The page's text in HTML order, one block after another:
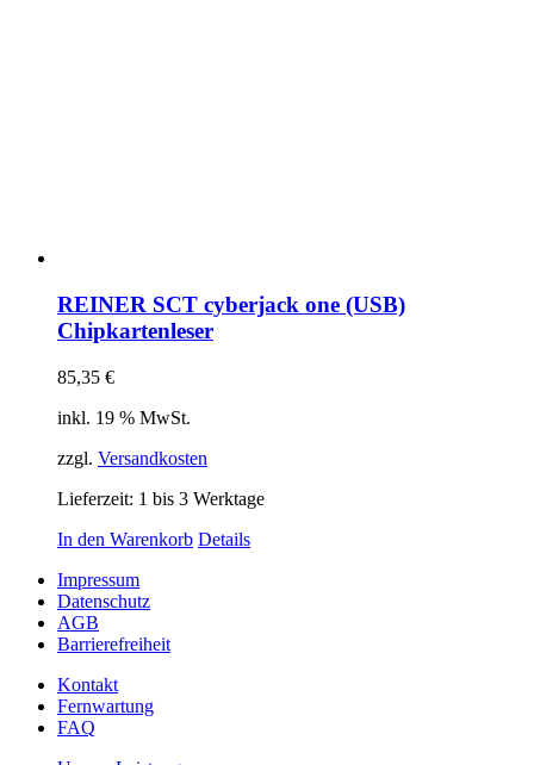
REINER SCT cyberjack one (USB)
Chipkartenleser
85,35 €
inkl. 19 % MwSt.
zzgl. Versandkosten
Lieferzeit: 1 bis 3 Werktage
In den Warenkorb Details
Impressum
Datenschutz
AGB
Barrierefreiheit
Kontakt
Fernwartung
FAQ